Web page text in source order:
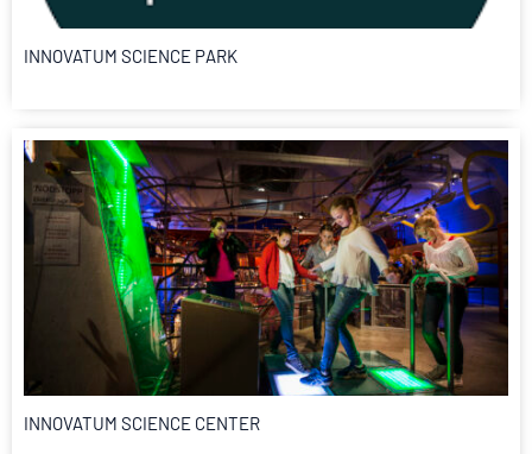
INNOVATUM SCIENCE PARK
INNOVATUM SCIENCE CENTER